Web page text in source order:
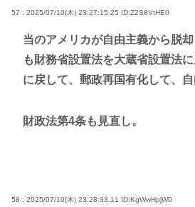
57 : 2025/07/10(木) 23:27:15.25 ID:Z2S8VtHE0
当のアメリカが自由主義から脱
も財務省設置法を大蔵省設置法
に戻して、郵政再国有化して、自
財政法第4条も見直し。
58 : 2025/07/10(木) 23:28:33.11 ID:KgWwHpjW0